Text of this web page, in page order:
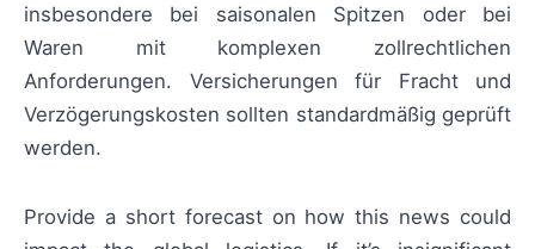
insbesondere bei saisonalen Spitzen oder bei
Waren mit komplexen zollrechtlichen
Anforderungen. Versicherungen für Fracht und
Verzögerungskosten sollten standardmäßig geprüft
werden.
Provide a short forecast on how this news could